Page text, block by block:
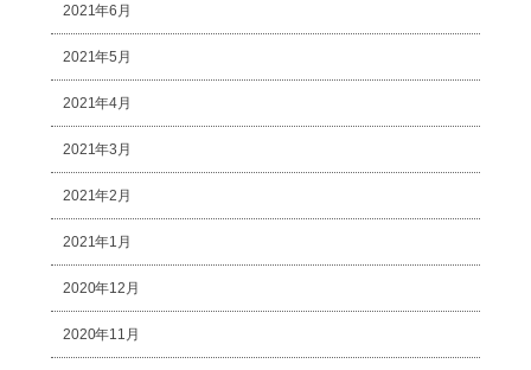
2021年6月
2021年5月
2021年4月
2021年3月
2021年2月
2021年1月
2020年12月
2020年11月